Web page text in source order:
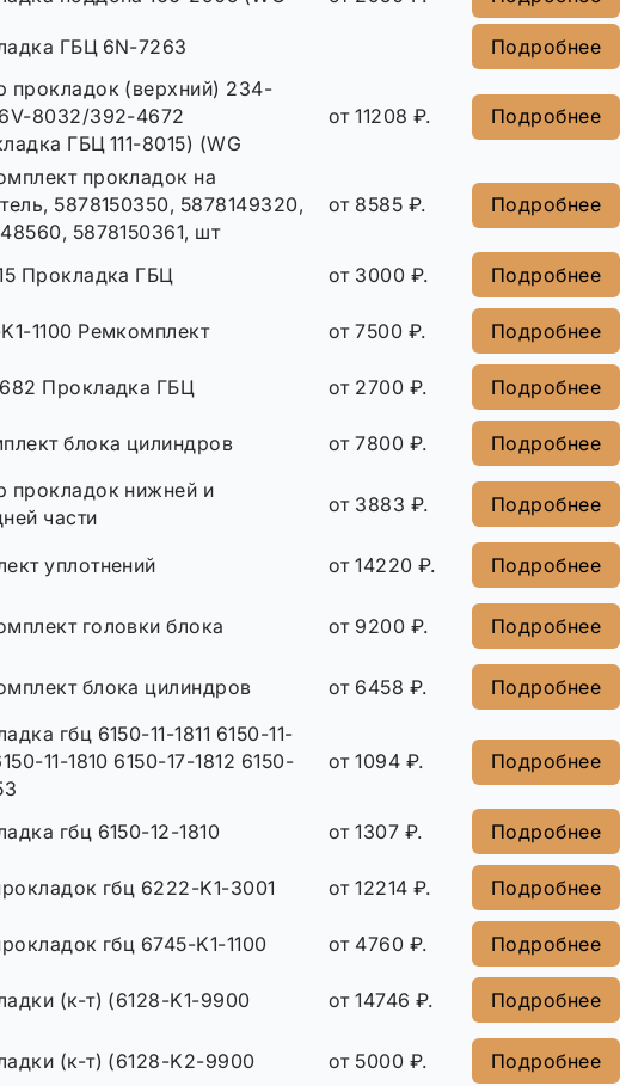
ГБЦ 6N-7263 Подробнее
прокладок (верхний) 234-
8032/392-4672
ГБЦ 111-8015) (WG
от 11208 ₽. Подробнее
прокладок на
5878150350, 5878149320,
5878150361, шт
от 8585 ₽. Подробнее
Прокладка ГБЦ от 3000 ₽.
Подробнее
1100 Ремкомплект от 7500 ₽. Подробнее
Прокладка ГБЦ от 2700 ₽.
Подробнее
блока цилиндров от 7800 ₽. Подробнее
прокладок нижней и
части
от 3883 ₽.
Подробнее
уплотнений от 14220 ₽.
Подробнее
головки блока от 9200 ₽.
Подробнее
блока цилиндров от 6458 ₽. Подробнее
гбц 6150-11-1811 6150-11-
11-1810 6150-17-1812 6150-
от 1094 ₽. Подробнее
гбц 6150-12-1810 от 1307 ₽.
Подробнее
гбц 6222-K1-3001 от 12214 ₽. Подробнее
гбц 6745-K1-1100 от 4760 ₽.
Подробнее
(к-т) (6128-K1-9900 от 14746 ₽.
Подробнее
(к-т) (6128-K2-9900 от 5000 ₽.
Подробнее